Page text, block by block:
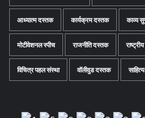
आध्यात्म दस्तक कार्यक्रम दस्तक काव्य
मोटीवेशनल स्पीच राजनीति दस्तक
विचित्र पहल संस्था वॉलीवुड दस्तक